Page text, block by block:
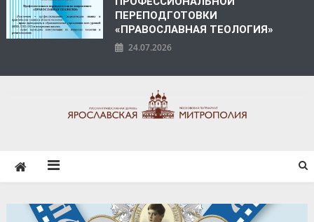
ПЕРЕПОДГОТОВКИ
«ПРАВОСЛАВНАЯ ТЕОЛОГИЯ»
24.07.2026